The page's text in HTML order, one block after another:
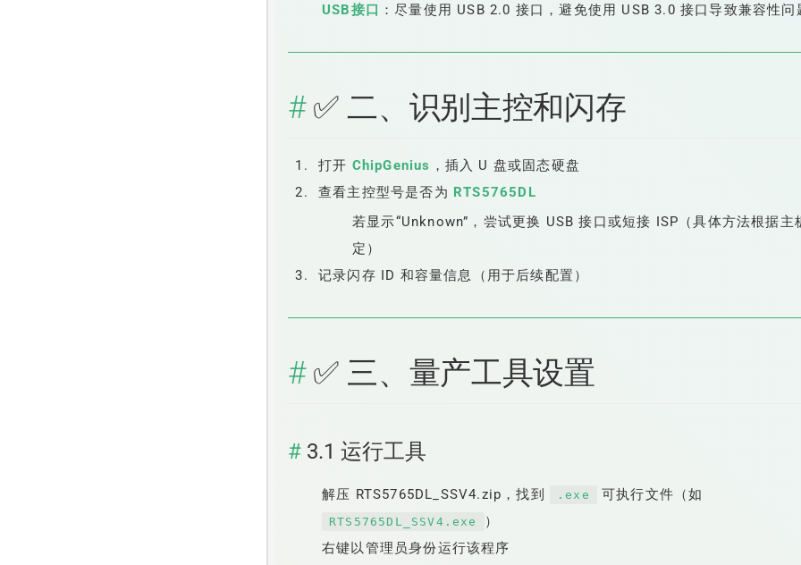
USB接口 ：尽量使用 USB 2.0 接口，避免使用 USB 3.0 接口导致兼容性问
✅ 二、识别主控和闪存
打开 ChipGenius ，插入 U 盘或固态硬盘
查看主控型号是否为 RTS5765DL
若显示“Unknown”，尝试更换 USB 接口或短接 ISP（具体方法根据主
定）
记录闪存 ID 和容量信息（用于后续配置）
✅ 三、量产工具设置
3.1 运行工具
解压 RTS5765DL_SSV4.zip，找到 .exe 可执行文件（如
RTS5765DL_SSV4.exe
）
右键以管理员身份运行该程序